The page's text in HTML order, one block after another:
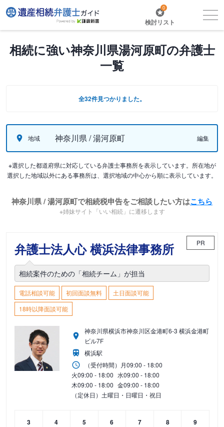
0
検討リスト
相続に強い神奈川県湯河原町の弁護士
一覧
全32件見つかりました。
地域 神奈川県 / 湯河原町 編集
※選択した都道府県に対応している弁護士事務所を表示しています。所在地が
選択した地域以外にある事務所は、選択地域の中心から順に表示しています。
神奈川県 / 湯河原町で相続税申告をご相談したい方はこちら
※姉妹サイト「いい相続」に遷移します
弁護士法人心 横浜法律事務所 PR
相続案件のための「相続チーム」が担当
電話相談可能 初回面談無料
土日面談可能
18時以降面談可能
神奈川県横浜市神奈川区金港町6-3 横浜金港町
ビル7F
横浜駅
（受付時間） 月09:00 - 18:00
火09:00 - 18:00 水09:00 - 18:00
木09:00 - 18:00 金09:00 - 18:00
（定休日）土曜日・日曜日・祝日
3
4
5
6
7
8
9